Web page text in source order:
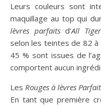
Leurs couleurs sont
maquillage au top qui
lèvres parfaitsd’All
selon les teintes de 82
45 % sont issues de
comportent aucun
Les Rouges à lèvres Parfait
En tant que première